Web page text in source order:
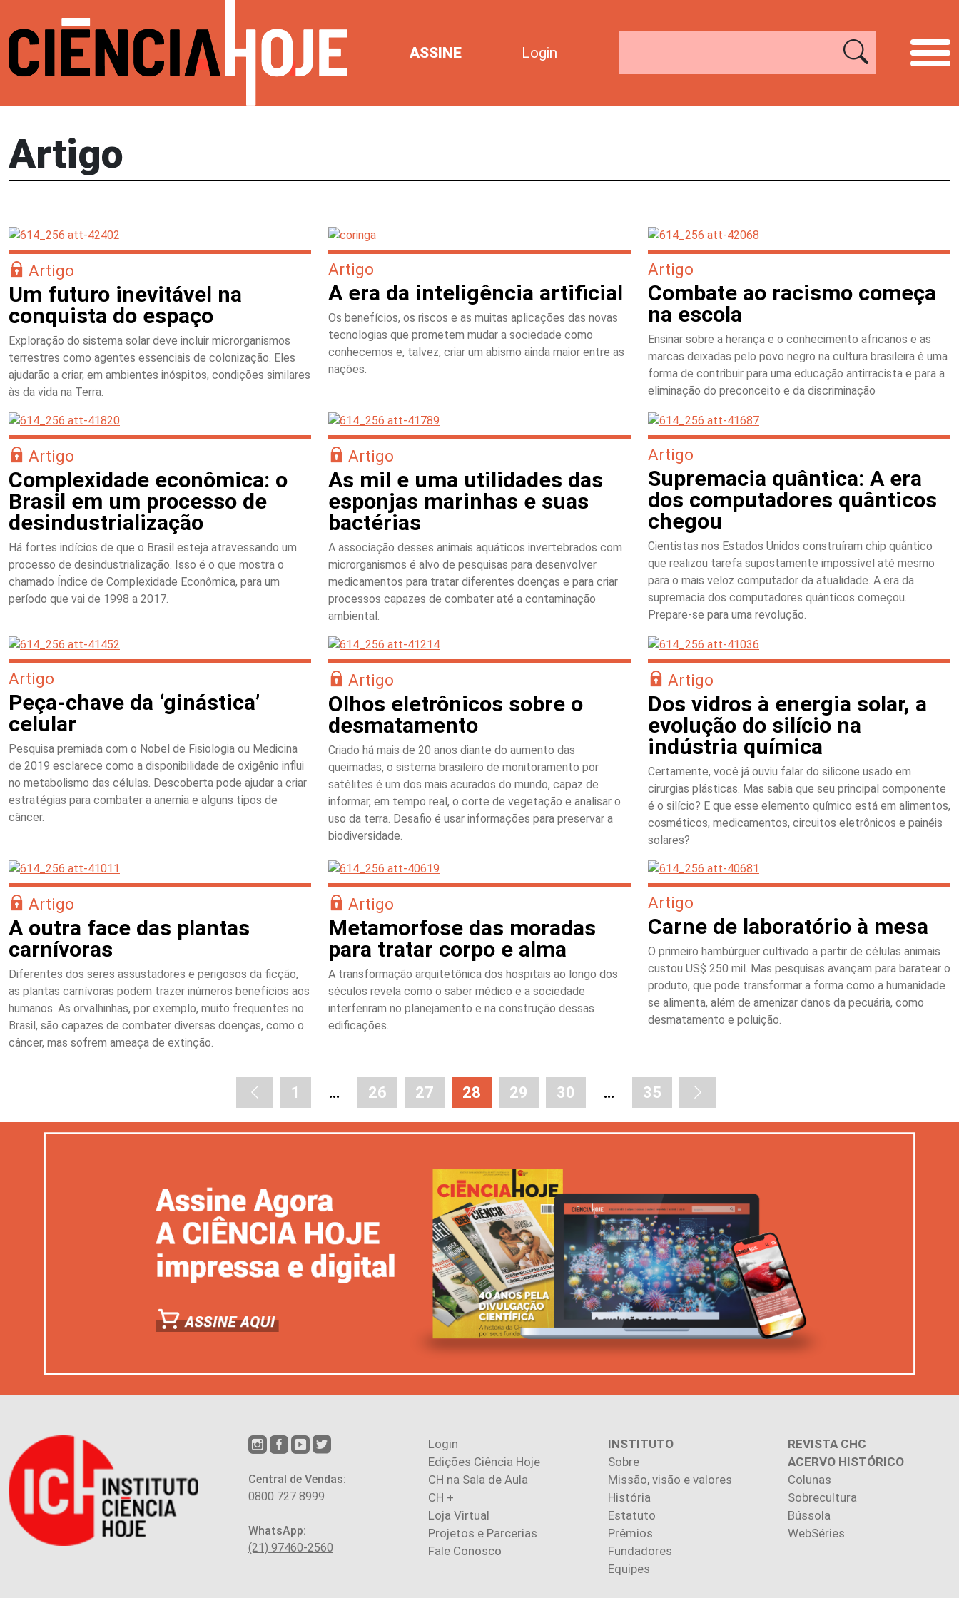
ASSINE Login
Artigo
Artigo
Um futuro inevitável na
conquista do espaço
Exploração do sistema solar deve incluir microrganismos
terrestres como agentes essenciais de colonização. Eles
ajudarão a criar, em ambientes inóspitos, condições similares
às da vida na Terra.
Artigo
A era da inteligência artificial
Os benefícios, os riscos e as muitas aplicações das novas
tecnologias que prometem mudar a sociedade como
conhecemos e, talvez, criar um abismo ainda maior entre as
nações.
Artigo
Combate ao racismo começa
na escola
Ensinar sobre a herança e o conhecimento africanos e as
marcas deixadas pelo povo negro na cultura brasileira é uma
forma de contribuir para uma educação antirracista e para a
eliminação do preconceito e da discriminação
Artigo
Complexidade econômica: o
Brasil em um processo de
desindustrialização
Há fortes indícios de que o Brasil esteja atravessando um
processo de desindustrialização. Isso é o que mostra o
chamado Índice de Complexidade Econômica, para um
período que vai de 1998 a 2017.
Artigo
As mil e uma utilidades das
esponjas marinhas e suas
bactérias
A associação desses animais aquáticos invertebrados com
microrganismos é alvo de pesquisas para desenvolver
medicamentos para tratar diferentes doenças e para criar
processos capazes de combater até a contaminação
ambiental.
Artigo
Supremacia quântica: A era
dos computadores quânticos
chegou
Cientistas nos Estados Unidos construíram chip quântico
que realizou tarefa supostamente impossível até mesmo
para o mais veloz computador da atualidade. A era da
supremacia dos computadores quânticos começou.
Prepare-se para uma revolução.
Artigo
Peça-chave da ‘ginástica’
celular
Pesquisa premiada com o Nobel de Fisiologia ou Medicina
de 2019 esclarece como a disponibilidade de oxigênio influi
no metabolismo das células. Descoberta pode ajudar a criar
estratégias para combater a anemia e alguns tipos de
câncer.
Artigo
Olhos eletrônicos sobre o
desmatamento
Criado há mais de 20 anos diante do aumento das
queimadas, o sistema brasileiro de monitoramento por
satélites é um dos mais acurados do mundo, capaz de
informar, em tempo real, o corte de vegetação e analisar o
uso da terra. Desafio é usar informações para preservar a
biodiversidade.
Artigo
Dos vidros à energia solar, a
evolução do silício na
indústria química
Certamente, você já ouviu falar do silicone usado em
cirurgias plásticas. Mas sabia que seu principal componente
é o silício? E que esse elemento químico está em alimentos,
cosméticos, medicamentos, circuitos eletrônicos e painéis
solares?
Artigo
A outra face das plantas
carnívoras
Diferentes dos seres assustadores e perigosos da ficção,
as plantas carnívoras podem trazer inúmeros benefícios aos
humanos. As orvalhinhas, por exemplo, muito frequentes no
Brasil, são capazes de combater diversas doenças, como o
câncer, mas sofrem ameaça de extinção.
Artigo
Metamorfose das moradas
para tratar corpo e alma
A transformação arquitetônica dos hospitais ao longo dos
séculos revela como o saber médico e a sociedade
interferiram no planejamento e na construção dessas
edificações.
Artigo
Carne de laboratório à mesa
O primeiro hambúrguer cultivado a partir de células animais
custou US$ 250 mil. Mas pesquisas avançam para baratear o
produto, que pode transformar a forma como a humanidade
se alimenta, além de amenizar danos da pecuária, como
desmatamento e poluição.
1 … 26 27 28 29 30 … 35
Central de Vendas:
0800 727 8999
WhatsApp:
(21) 97460-2560
Login
Edições Ciência Hoje
CH na Sala de Aula
CH +
Loja Virtual
Projetos e Parcerias
Fale Conosco
INSTITUTO
Sobre
Missão, visão e valores
História
Estatuto
Prêmios
Fundadores
Equipes
REVISTA CHC
ACERVO HISTÓRICO
Colunas
Sobrecultura
Bússola
WebSéries